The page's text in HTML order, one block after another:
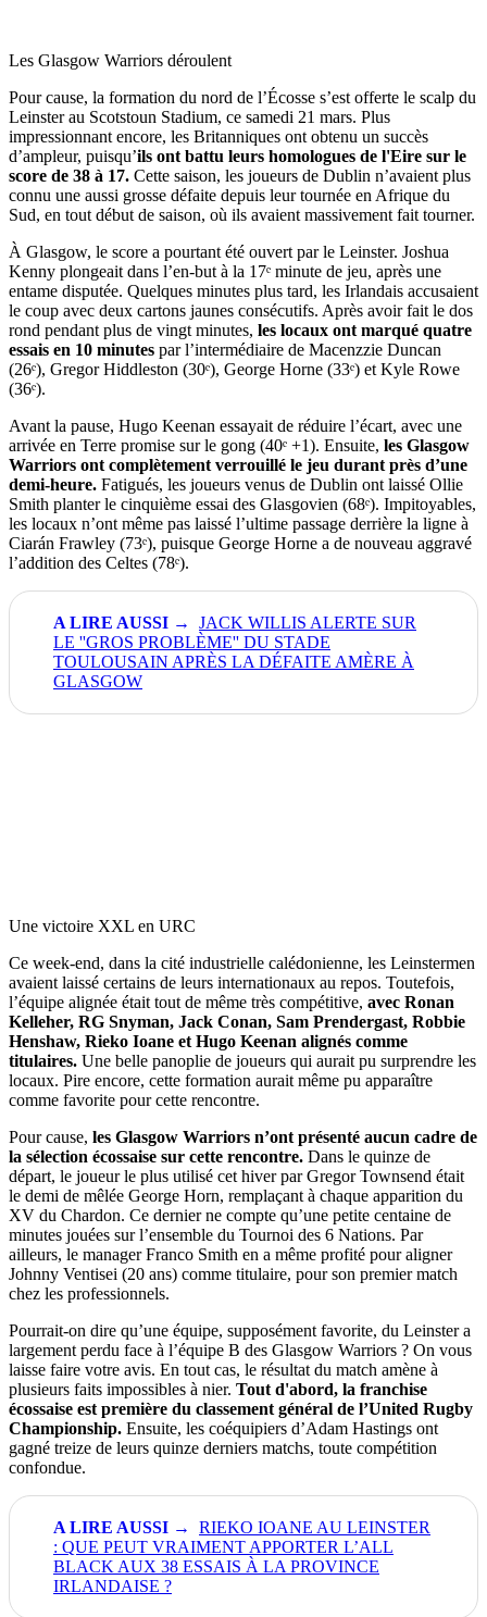
Les Glasgow Warriors déroulent
Pour cause, la formation du nord de l’Écosse s’est offerte le scalp du
Leinster au Scotstoun Stadium, ce samedi 21 mars. Plus
impressionnant encore, les Britanniques ont obtenu un succès
d’ampleur, puisqu’ils ont battu leurs homologues de l'Eire sur le
score de 38 à 17. Cette saison, les joueurs de Dublin n’avaient plus
connu une aussi grosse défaite depuis leur tournée en Afrique du
Sud, en tout début de saison, où ils avaient massivement fait tourner.
À Glasgow, le score a pourtant été ouvert par le Leinster. Joshua
Kenny plongeait dans l’en-but à la 17ᵉ minute de jeu, après une
entame disputée. Quelques minutes plus tard, les Irlandais accusaient
le coup avec deux cartons jaunes consécutifs. Après avoir fait le dos
rond pendant plus de vingt minutes, les locaux ont marqué quatre
essais en 10 minutes par l’intermédiaire de Macenzzie Duncan
(26ᵉ), Gregor Hiddleston (30ᵉ), George Horne (33ᵉ) et Kyle Rowe
(36ᵉ).
Avant la pause, Hugo Keenan essayait de réduire l’écart, avec une
arrivée en Terre promise sur le gong (40ᵉ +1). Ensuite, les Glasgow
Warriors ont complètement verrouillé le jeu durant près d’une
demi-heure. Fatigués, les joueurs venus de Dublin ont laissé Ollie
Smith planter le cinquième essai des Glasgovien (68ᵉ). Impitoyables,
les locaux n’ont même pas laissé l’ultime passage derrière la ligne à
Ciarán Frawley (73ᵉ), puisque George Horne a de nouveau aggravé
l’addition des Celtes (78ᵉ).
JACK WILLIS ALERTE SUR
LE ''GROS PROBLÈME'' DU STADE
TOULOUSAIN APRÈS LA DÉFAITE AMÈRE À
GLASGOW
Une victoire XXL en URC
Ce week-end, dans la cité industrielle calédonienne, les Leinstermen
avaient laissé certains de leurs internationaux au repos. Toutefois,
l’équipe alignée était tout de même très compétitive, avec Ronan
Kelleher, RG Snyman, Jack Conan, Sam Prendergast, Robbie
Henshaw, Rieko Ioane et Hugo Keenan alignés comme
titulaires. Une belle panoplie de joueurs qui aurait pu surprendre les
locaux. Pire encore, cette formation aurait même pu apparaître
comme favorite pour cette rencontre.
Pour cause, les Glasgow Warriors n’ont présenté aucun cadre de
la sélection écossaise sur cette rencontre. Dans le quinze de
départ, le joueur le plus utilisé cet hiver par Gregor Townsend était
le demi de mêlée George Horn, remplaçant à chaque apparition du
XV du Chardon. Ce dernier ne compte qu’une petite centaine de
minutes jouées sur l’ensemble du Tournoi des 6 Nations. Par
ailleurs, le manager Franco Smith en a même profité pour aligner
Johnny Ventisei (20 ans) comme titulaire, pour son premier match
chez les professionnels.
Pourrait-on dire qu’une équipe, supposément favorite, du Leinster a
largement perdu face à l’équipe B des Glasgow Warriors ? On vous
laisse faire votre avis. En tout cas, le résultat du match amène à
plusieurs faits impossibles à nier. Tout d'abord, la franchise
écossaise est première du classement général de l’United Rugby
Championship. Ensuite, les coéquipiers d’Adam Hastings ont
gagné treize de leurs quinze derniers matchs, toute compétition
confondue.
RIEKO IOANE AU LEINSTER
: QUE PEUT VRAIMENT APPORTER L’ALL
BLACK AUX 38 ESSAIS À LA PROVINCE
IRLANDAISE ?